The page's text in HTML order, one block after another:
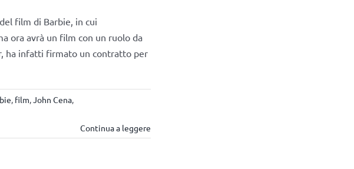
film di Barbie, in cui
ora avrà un film con un ruolo da
ha infatti firmato un contratto per
, film,John Cena,
Continua a leggere